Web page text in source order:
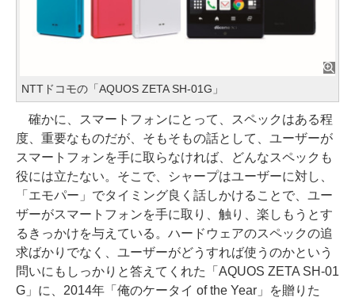
NTTドコモの「AQUOS ZETA SH-01G」
確かに、スマートフォンにとって、スペックはある程
度、重要なものだが、そもそもの話として、ユーザーが
スマートフォンを手に取らなければ、どんなスペックも
役には立たない。そこで、シャープはユーザーに対し、
「エモパー」でタイミング良く話しかけることで、ユー
ザーがスマートフォンを手に取り、触り、楽しもうとす
るきっかけを与えている。ハードウェアのスペックの追
求ばかりでなく、ユーザーがどうすれば使うのかという
問いにもしっかりと答えてくれた「AQUOS ZETA SH-01
G」に、2014年「俺のケータイ of the Year」を贈りた